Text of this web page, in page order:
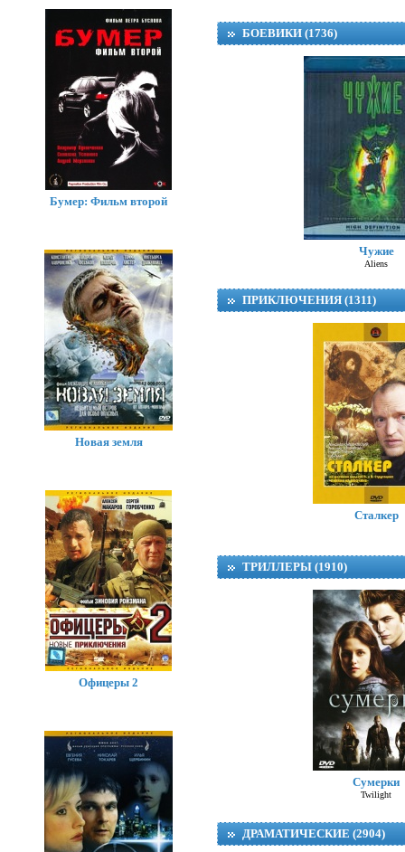
БОЕВИКИ (1736)
Чужие
Aliens
ПРИКЛЮЧЕНИЯ (1311)
Сталкер
ТРИЛЛЕРЫ (1910)
Сумерки
Twilight
ДРАМАТИЧЕСКИЕ (2904)
Бумер: Фильм второй
Новая земля
Офицеры 2